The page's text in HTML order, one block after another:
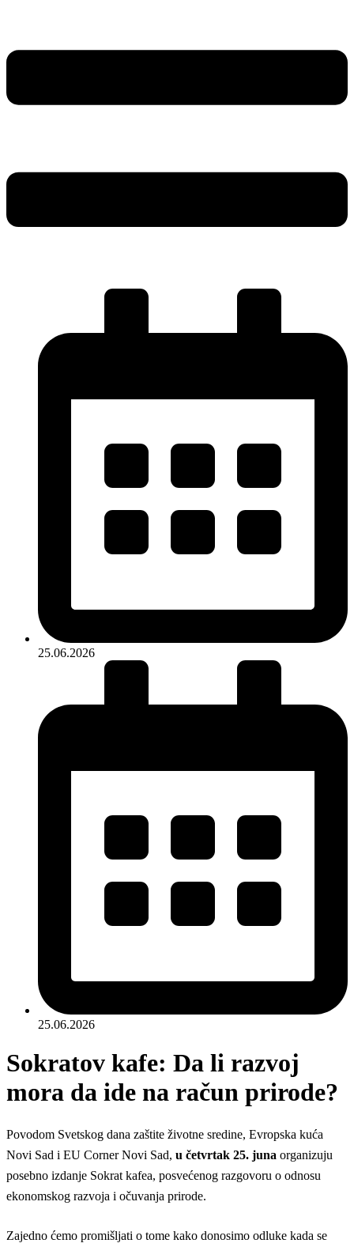
25.06.2026
25.06.2026
Sokratov kafe: Da li razvoj
mora da ide na račun prirode?
Povodom Svetskog dana zaštite životne sredine, Evropska kuća
Novi Sad i EU Corner Novi Sad, u četvrtak 25. juna organizuju
posebno izdanje Sokrat kafea, posvećenog razgovoru o odnosu
ekonomskog razvoja i očuvanja prirode.
Zajedno ćemo promišljati o tome kako donosimo odluke kada se